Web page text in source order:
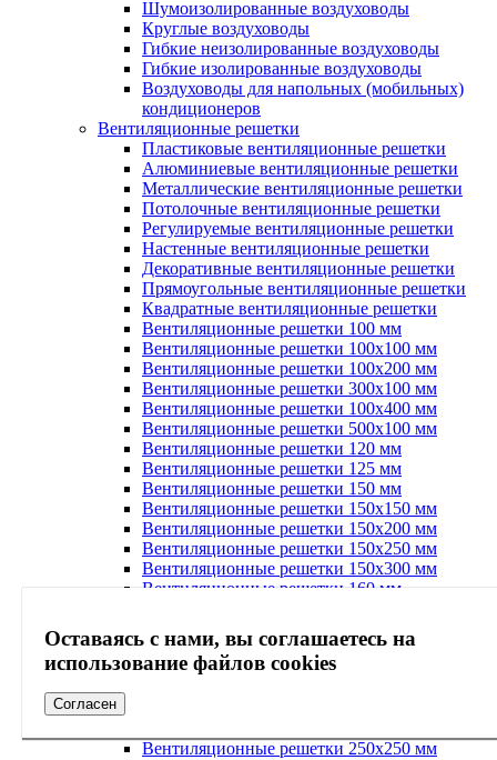
Оставаясь с нами, вы соглашаетесь на
использование файлов cookies
Согласен
Шумоизолированные воздуховоды
Круглые воздуховоды
Гибкие неизолированные воздуховоды
Гибкие изолированные воздуховоды
Воздуховоды для напольных (мобильных)
кондиционеров
Вентиляционные решетки
Пластиковые вентиляционные решетки
Алюминиевые вентиляционные решетки
Металлические вентиляционные решетки
Потолочные вентиляционные решетки
Регулируемые вентиляционные решетки
Настенные вентиляционные решетки
Декоративные вентиляционные решетки
Прямоугольные вентиляционные решетки
Квадратные вентиляционные решетки
Вентиляционные решетки 100 мм
Вентиляционные решетки 100х100 мм
Вентиляционные решетки 100х200 мм
Вентиляционные решетки 300х100 мм
Вентиляционные решетки 100х400 мм
Вентиляционные решетки 500х100 мм
Вентиляционные решетки 120 мм
Вентиляционные решетки 125 мм
Вентиляционные решетки 150 мм
Вентиляционные решетки 150х150 мм
Вентиляционные решетки 150х200 мм
Вентиляционные решетки 150х250 мм
Вентиляционные решетки 150х300 мм
Вентиляционные решетки 160 мм
Вентиляционные решетки 200х250 мм
Вентиляционные решетки 200х300 мм
Вентиляционные решетки 250х250 мм